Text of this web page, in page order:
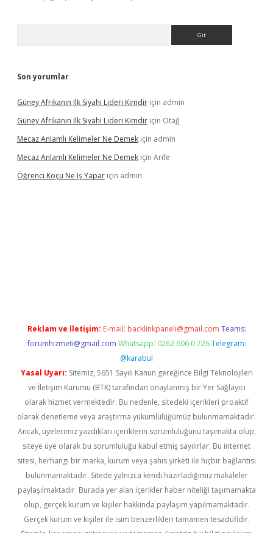
Son yorumlar
Güney Afrikanın Ilk Siyahi Lideri Kimdir için admin
Güney Afrikanın Ilk Siyahi Lideri Kimdir için Otağ
Mecaz Anlamlı Kelimeler Ne Demek için admin
Mecaz Anlamlı Kelimeler Ne Demek için Arife
Öğrenci Koçu Ne Iş Yapar için admin
Reklam ve İletişim: E-mail: backlinkpaneli@gmail.com Teams:
forumhizmeti@gmail.com Whatsapp: 0262 606 0 726 Telegram:
@karabul
Yasal Uyarı: Sitemiz, 5651 Sayılı Kanun gereğince Bilgi Teknolojileri
ve İletişim Kurumu (BTK) tarafından onaylanmış bir Yer Sağlayıcı
olarak hizmet vermektedir. Bu nedenle, sitedeki içerikleri proaktif
olarak denetleme veya araştırma yükümlülüğümüz bulunmamaktadır.
Ancak, üyelerimiz yazdıkları içeriklerin sorumluluğunu taşımakta olup,
siteye üye olarak bu sorumluluğu kabul etmiş sayılırlar. Bu internet
sitesi, herhangi bir marka, kurum veya şahıs şirketi ile hiçbir bağlantısı
bulunmamaktadır. Sitede yalnızca kendi hazırladığımız makaleler
paylaşılmaktadır. Burada yer alan içerikler haber niteliği taşımamakta
olup, gerçek kurum ve kişiler hakkında paylaşım yapılmamaktadır.
Gerçek kurum ve kişiler ile isim benzerlikleri tamamen tesadüfidir.